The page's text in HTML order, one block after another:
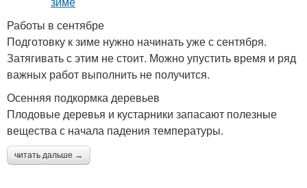
Работы в сентябре
Подготовку к зиме нужно начинать уже с сентября.
Затягивать с этим не стоит. Можно упустить время и ряд
важных работ выполнить не получится.
Осенняя подкормка деревьев
Плодовые деревья и кустарники запасают полезные
вещества с начала падения температуры.
читать дальше →